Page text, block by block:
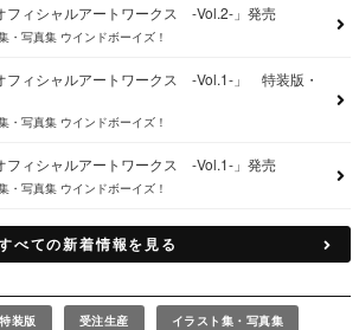
フィシャルアートワークス -Vol.2-」発売
・写真集 ウインドボーイズ！
フィシャルアートワークス -Vol.1-」 特装版・
・写真集 ウインドボーイズ！
フィシャルアートワークス -Vol.1-」発売
・写真集 ウインドボーイズ！
べての新着情報を見る
特装版 受注生産 イラスト集・写真集